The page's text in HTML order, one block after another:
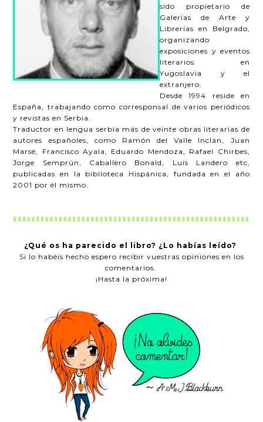
sido propietario de
Galerías de Arte y
Librerías en Belgrado,
organizando
exposiciones y eventos
literarios en
Yugoslavia y el
extranjero.
Desde 1994 reside en
España, trabajando como corresponsal de varios periódicos
y revistas en Serbia.
Traductor en lengua serbia más de veinte obras literarias de
autores españoles, como Ramón del Valle Inclán, Juan
Marsé, Francisco Ayala, Eduardo Mendoza, Rafael Chirbes,
Jorge Semprún, Caballero Bonald, Luís Landero etc,
publicadas en la biblioteca Hispánica, fundada en el año
2001 por él mismo.
¿Qué os ha parecido el libro? ¿Lo habías leído?
Si lo habéis hecho espero recibir vuestras opiniones en los
comentarios.
¡Hasta la próxima!